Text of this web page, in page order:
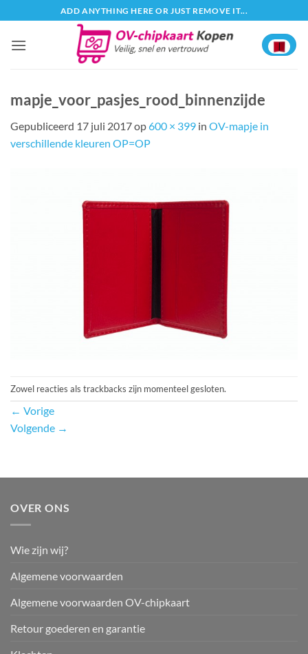
naar
inhoud
ADD ANYTHING HERE OR JUST REMOVE IT...
mapje_voor_pasjes_rood_binnenzijde
Gepubliceerd 17 juli 2017op600 × 399 in OV-mapje in
verschillende kleuren OP=OP
Zowel reacties als trackbacks zijn momenteel gesloten.
← Vorige
Volgende →
OVER ONS
Wie zijn wij?
Algemene voorwaarden
Algemene voorwaarden OV-chipkaart
Retour goederen en garantie